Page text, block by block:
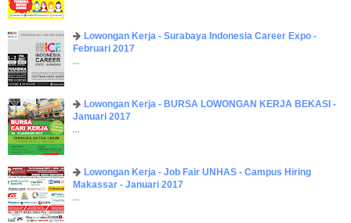
Lowongan Kerja - Surabaya Indonesia Career Expo -
Februari 2017
...
Lowongan Kerja - BURSA LOWONGAN KERJA BEKASI -
Januari 2017
...
Lowongan Kerja - Job Fair UNHAS - Campus Hiring
Makassar - Januari 2017
...